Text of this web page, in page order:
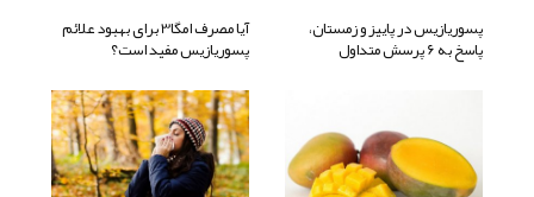
پسوریازیس در پاییز و زمستان،
پاسخ به 6 پرسش متداول
آیا مصرف امگا3 برای بهبود علائم
پسوریازیس مفید است؟